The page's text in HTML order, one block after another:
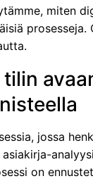
miten
prosesseja.
jossa
on